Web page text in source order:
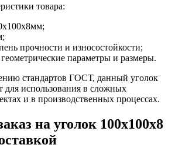
товара:
прочности и износостойкости;
параметры и размеры.
стандартов ГОСТ, данный уголок
для использования в сложных
и в производственных процессах.
на уголок 100х100х8